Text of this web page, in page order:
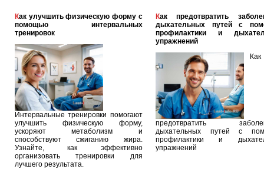
Как улучшить физическую форму с
помощью интервальных
тренировок
Интервальные тренировки помогают
улучшить физическую форму,
ускоряют метаболизм и
способствуют сжиганию жира.
Узнайте, как эффективно
организовать тренировки для
лучшего результата.
Как предотвратить заболевания
дыхательных путей с
профилактики и
упражнений
Как
предотвратить
дыхательных путей с
профилактики и
упражнений